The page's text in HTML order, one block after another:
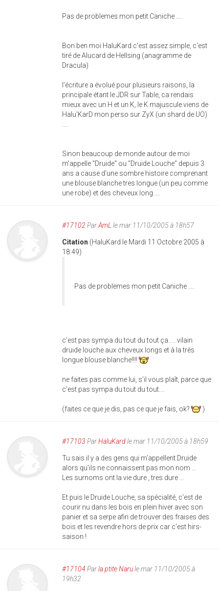
Pas de problemes mon petit Caniche ....
Bon ben moi HaluKard c'est assez simple, c'est
tiré de Alucard de Hellsing (anagramme de
Dracula)
l'écriture a évolué pour plusieurs raisons, la
principale étant le JDR sur Table, ca rendais
mieux avec un H et un K, le K majuscule viens de
Halu'KarD mon perso sur ZyX (un shard de UO)
Sinon beaucoup de monde autour de moi
m'appelle "Druide" ou "Druide Louche" depuis 3
ans a cause d'une sombre histoire comprenant
une blouse blanche tres longue (un peu comme
une robe) et des cheveux long ....
#17102 ParAmL le mar 11/10/2005 à 18h57
Citation (HaluKard le Mardi 11 Octobre 2005 à
18:49)
Pas de problemes mon petit Caniche ....
c'est pas sympa du tout du tout ça..... vilain
druide louche aux cheveux longs et à la très
longue blouse blanche!!!!
ne faites pas comme lui, s'il vous plaît, parce que
c'est pas sympa du tout du tout....
(faites ce que je dis, pas ce que je fais, ok? )
#17103 ParHaluKardle mar 11/10/2005 à 18h59
Tu sais il y a des gens qui m'appellent Druide
alors qu'ils ne connaissent pas mon nom ...
Les surnoms ont la vie dure , tres dure ...
Et puis le Druide Louche, sa spécialité, c'est de
courir nu dans les bois en plein hiver avec son
panier et sa serpe afin de trouver des fraises des
bois et les revendre hors de prix car c'est hirs-
saison !
#17104 Parla ptite Narule mar 11/10/2005 à
19h32